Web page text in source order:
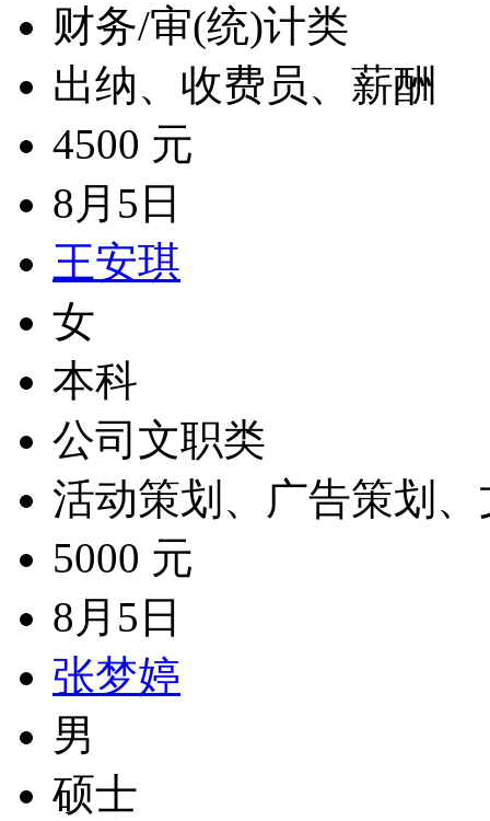
财务/审(统)计类
出纳、收费员、薪酬
4500 元
8月5日
王安琪
女
本科
公司文职类
活动策划、广告策划、
5000 元
8月5日
张梦婷
男
硕士